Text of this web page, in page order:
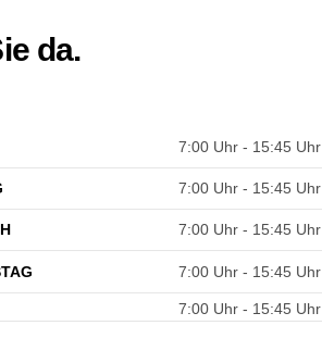
da.
7:00 Uhr - 15:45 Uhr
7:00 Uhr - 15:45 Uhr
7:00 Uhr - 15:45 Uhr
7:00 Uhr - 15:45 Uhr
7:00 Uhr - 15:45 Uhr